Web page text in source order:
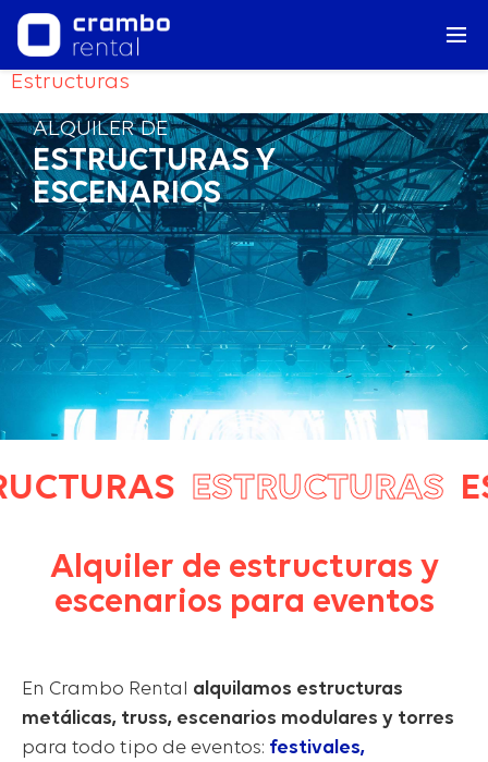
Estructuras
ALQUILER DE
ESTRUCTURAS Y
ESCENARIOS
ESTRUCTURAS
Alquiler de estructuras y
escenarios para eventos
En Crambo Rental alquilamos estructuras
metálicas, truss, escenarios modulares y torres
para todo tipo de eventos: festivales,